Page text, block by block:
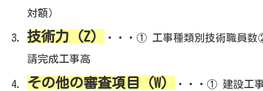
対額）
技術力（Z）
・・・① 工事種類別技術職員
請完成工事高
その他の審査項目（W）
・・・① 建設工